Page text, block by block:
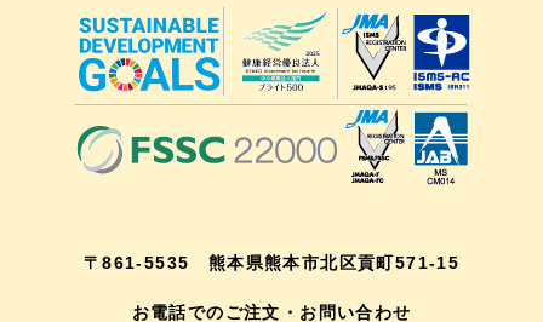
〒861-5535 熊本県熊本市北区貢町571-15
お電話でのご注文・お問い合わせ